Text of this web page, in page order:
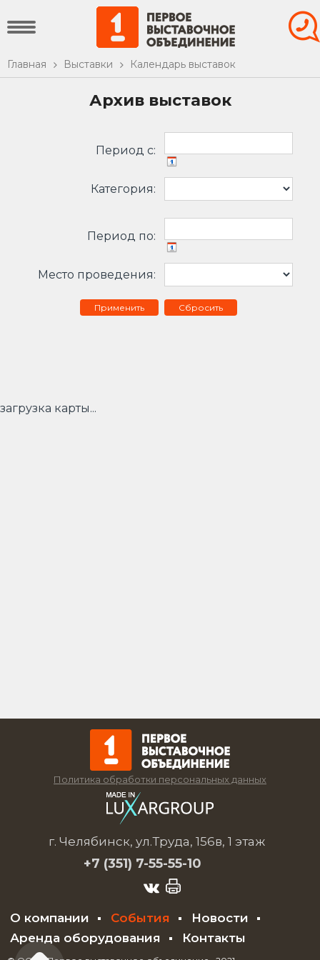
Главная Выставки Календарь выставок
Архив выставок
Период c:
Категория:
Период по:
Место проведения:
Сбросить
загрузка карты...
Политика обработки персональных данных
г. Челябинск, ул.Труда, 156в, 1 этаж
+7 (351) 7-55-55-10
О компании События
Новости
Аренда оборудования
Контакты